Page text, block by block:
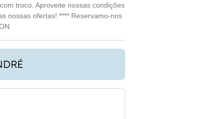
troco. Aproveite nossas condições
nossas ofertas! **** Reservamo-nos